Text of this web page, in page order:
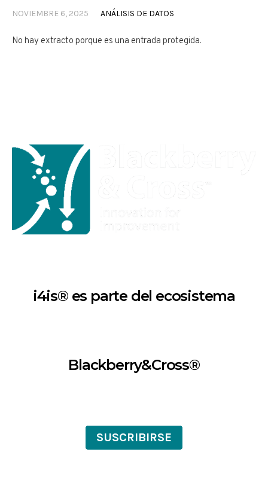
NOVIEMBRE 6, 2025 ANÁLISIS DE DATOS
No hay extracto porque es una entrada protegida.
i4is® es parte del ecosistema
Blackberry&Cross®
SUSCRIBIRSE